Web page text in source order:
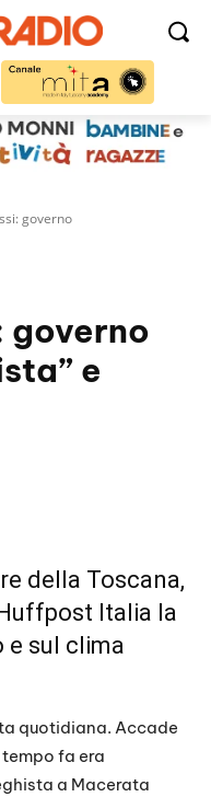
governo
governo
e
della Toscana,
Italia la
e sul clima
quotidiana. Accade
fa era
a Macerata